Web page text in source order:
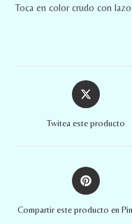
Toca en color crudo con
Twitea este producto
Compartir este producto en